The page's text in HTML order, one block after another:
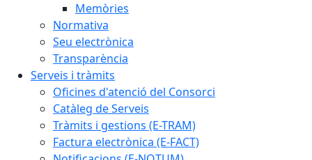
Memòries
Normativa
Seu electrònica
Transparència
Serveis i tràmits
Oficines d'atenció del Consorci
Catàleg de Serveis
Tràmits i gestions (E-TRAM)
Factura electrònica (E-FACT)